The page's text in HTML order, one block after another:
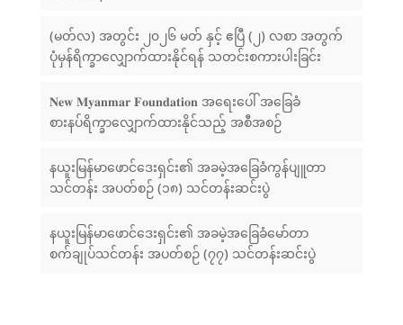
(မတ်လ) အတွင်း ၂၀၂၆ မတ် နှင့် ဧပြီ (၂) လစာ အတွက်
ပုံမှန်ရိက္ခာလျှောက်ထားနိုင်ရန် သတင်းစကားပါးခြင်း
𝐍𝐞𝐰 𝐌𝐲𝐚𝐧𝐦𝐚𝐫 𝐅𝐨𝐮𝐧𝐝𝐚𝐭𝐢𝐨𝐧 အရေးပေါ် အခြေခံ
စားနပ်ရိက္ခာလျှောက်ထားနိုင်သည့် အစီအစဉ်
နယူးမြန်မာဖောင်ဒေးရှင်း၏ အခမဲ့အခြေခံကွန်ပျူတာ
သင်တန်း အပတ်စဉ် (၁၈) သင်တန်းဆင်းပွဲ
နယူးမြန်မာဖောင်ဒေးရှင်း၏ အခမဲ့အခြေခံမော်တာ
စက်ချုပ်သင်တန်း အပတ်စဉ် (၇၇) သင်တန်းဆင်းပွဲ